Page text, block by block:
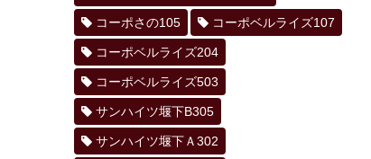
コーポさの105 コーポベルライズ107
コーポベルライズ204
コーポベルライズ503
サンハイツ堰下B305
サンハイツ堰下Ａ302